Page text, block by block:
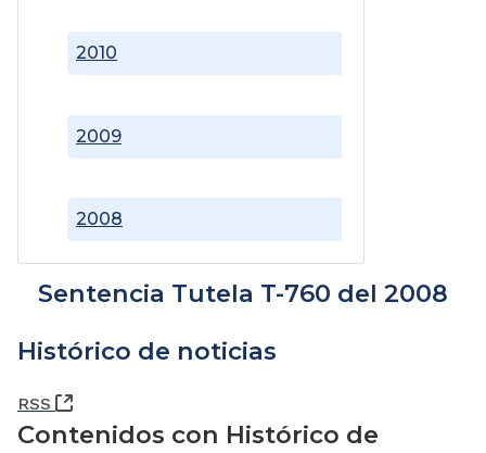
2008
2009
2010
Sentencia Tutela T-760 del 2008
Histórico de noticias
RSS (Abre una nueva ventana)
Contenidos con Histórico de